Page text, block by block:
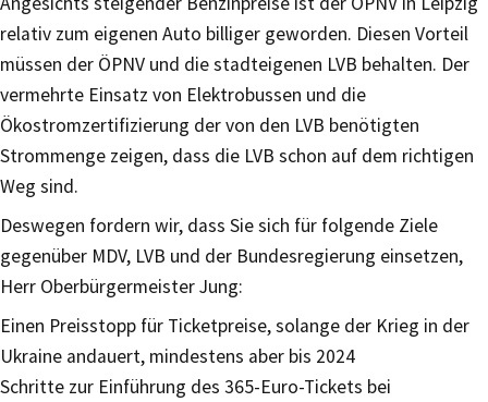
relativ zum eigenen Auto billiger geworden. Diesen Vorteil
müssen der ÖPNV und die stadteigenen LVB behalten. Der
vermehrte Einsatz von Elektrobussen und die
Ökostromzertifizierung der von den LVB benötigten
Strommenge zeigen, dass die LVB schon auf dem richtigen
Weg sind.
Deswegen fordern wir, dass Sie sich für folgende Ziele
gegenüber MDV, LVB und der Bundesregierung einsetzen,
Herr Oberbürgermeister Jung:
Einen Preisstopp für Ticketpreise, solange der Krieg in der
Ukraine andauert, mindestens aber bis 2024
Schritte zur Einführung des 365-Euro-Tickets bei